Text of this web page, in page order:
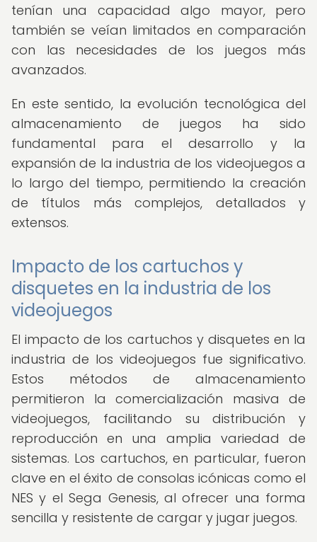
tenían una capacidad algo mayor, pero
también se veían limitados en comparación
con las necesidades de los juegos más
avanzados.
En este sentido, la evolución tecnológica del
almacenamiento de juegos ha sido
fundamental para el desarrollo y la
expansión de la industria de los videojuegos a
lo largo del tiempo, permitiendo la creación
de títulos más complejos, detallados y
extensos.
Impacto de los cartuchos y
disquetes en la industria de los
videojuegos
El impacto de los cartuchos y disquetes en la
industria de los videojuegos fue significativo.
Estos métodos de almacenamiento
permitieron la comercialización masiva de
videojuegos, facilitando su distribución y
reproducción en una amplia variedad de
sistemas. Los cartuchos, en particular, fueron
clave en el éxito de consolas icónicas como el
NES y el Sega Genesis, al ofrecer una forma
sencilla y resistente de cargar y jugar juegos.